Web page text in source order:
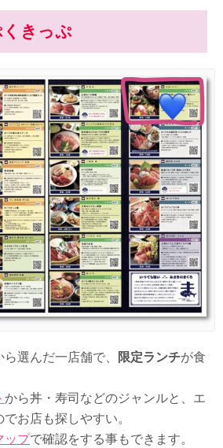
きっぷ
選んだ一店舗で、 限定ランチが食
から丼・寿司などのジャンルと、エ
お店も探しやすい。
ップで確認をする事もできます。